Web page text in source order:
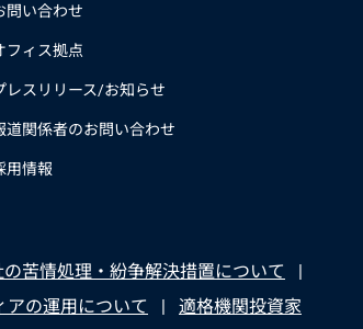
問い合わせ
フィス拠点
レスリリース/お知らせ
道関係者のお問い合わせ
用情報
の苦情処理・紛争解決措置について
アの運用について
適格機関投資家